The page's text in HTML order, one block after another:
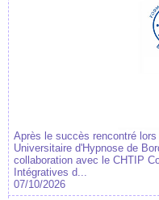
Après le succès rencontré
Universitaire d'Hypnose de
collaboration avec le CHTIP
Intégratives d...
07/10/2026